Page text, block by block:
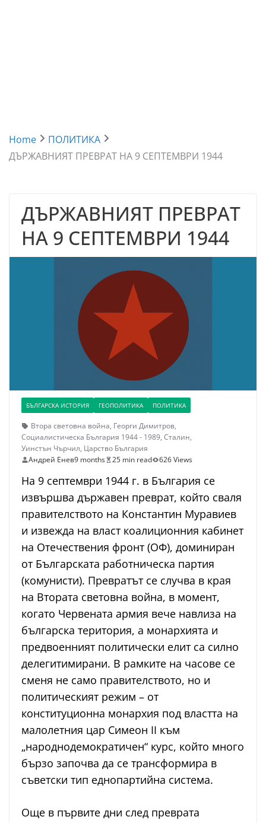
Home
ПОЛИТИКА
ДЪРЖАВНИЯТ ПРЕВРАТ НА 9 СЕПТЕМВРИ 1944
ДЪРЖАВНИЯТ ПРЕВРАТ
НА 9 СЕПТЕМВРИ 1944
БЪЛГАРСКА ИСТОРИЯ ГЕОПОЛИТИКА ПОЛИТИКА
Втора световна война, Георги Димитров,
Социалистическа България 1944 - 1989, Сталин,
Уинстън Чърчил, Царство България
Андрей Енев9 months 25 min read 626 Views
На 9 септември 1944 г. в България се
извършва държавен преврат, който сваля
правителството на Константин Муравиев
и извежда на власт коалиционния кабинет
на Отечествения фронт (ОФ), доминиран
от Българската работническа партия
(комунисти). Превратът се случва в края
на Втората световна война, в момент,
когато Червената армия вече навлиза на
българска територия, а монархията и
предвоенният политически елит са силно
делегитимирани. В рамките на часове се
сменя не само правителството, но и
политическият режим – от
конституционна монархия под властта на
малолетния цар Симеон II към
„народнодемократичен“ курс, който много
бързо започва да се трансформира в
съветски тип еднопартийна система.
Още в първите дни след преврата